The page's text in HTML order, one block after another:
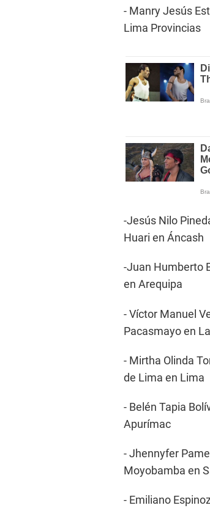
- Manry Jesús
Lima Provincias
-Jesús Nilo
Huari en Áncash
-Juan Humberto
en Arequipa
- Víctor Manuel
Pacasmayo en
- Mirtha Olinda
de Lima en Lima
- Belén Tapia
Apurímac
- Jhennyfer
Moyobamba en
- Emiliano